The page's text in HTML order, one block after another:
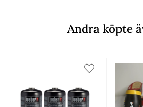
Andra köpte